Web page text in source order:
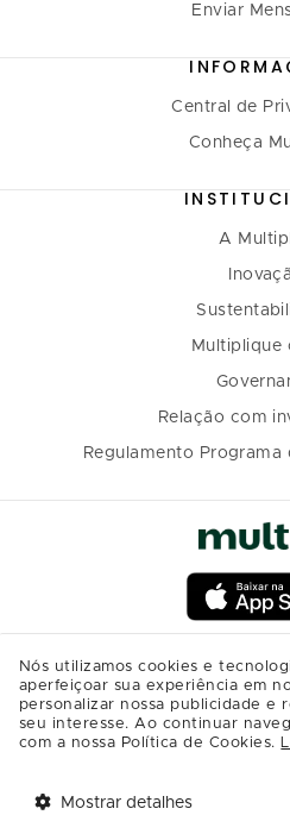
Enviar
Central de
Conheça
A
Multiplique
Relação com
Regulamento Programa
Nós utilizamos cookies e
aperfeiçoar sua experiência em
personalizar nossa publicidade e
seu interesse. Ao continuar
com a nossa Política de Cookies.
Mostrar detalhes